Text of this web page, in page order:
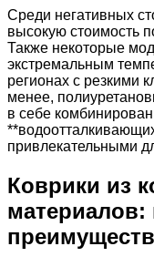
Среди негативных
высокую стоимость
Также некоторые
экстремальным
регионах с резкими
менее,
в себе
привлекательными
Коврики из
материалов:
преимуществ